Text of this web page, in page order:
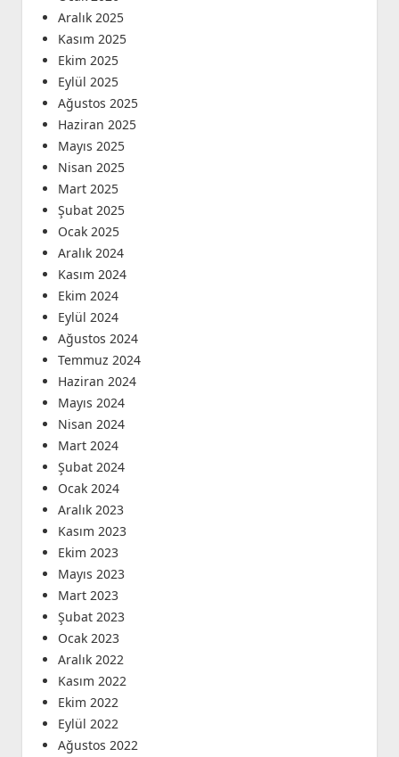
Aralık 2025
Kasım 2025
Ekim 2025
Eylül 2025
Ağustos 2025
Haziran 2025
Mayıs 2025
Nisan 2025
Mart 2025
Şubat 2025
Ocak 2025
Aralık 2024
Kasım 2024
Ekim 2024
Eylül 2024
Ağustos 2024
Temmuz 2024
Haziran 2024
Mayıs 2024
Nisan 2024
Mart 2024
Şubat 2024
Ocak 2024
Aralık 2023
Kasım 2023
Ekim 2023
Mayıs 2023
Mart 2023
Şubat 2023
Ocak 2023
Aralık 2022
Kasım 2022
Ekim 2022
Eylül 2022
Ağustos 2022